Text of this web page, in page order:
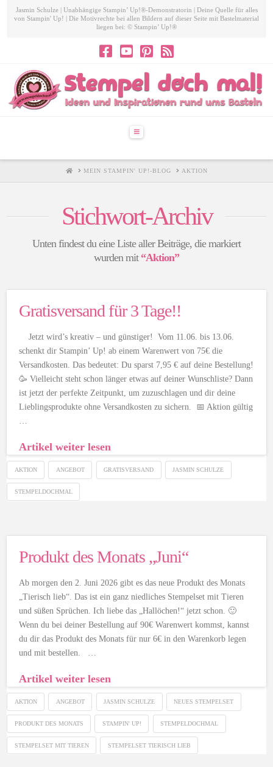
Jasmin Schulze | Unabhängige Stampin’ Up!®-Demonstratorin | Deine Quelle für alles
von Stampin' Up! | Die Motivrechte bei allen Bildern auf dieser Seite mit Bastelmaterial
liegen bei: © Stampin’ Up!®
Navigation
HOMEMEIN STAMPIN' UP!-BLOG AKTION
Stichwort-Archiv
Unten findest du eine Liste aller Beiträge, die markiert
wurden mit “Aktion”
Gratisversand für 3 Tage!!
Jetzt wird’s kreativ – und günstiger! Vom 11.06. bis 13.06.
schenkt dir Stampin’ Up! ab einem Warenwert von 75€ die
Versandkosten. Das bedeutet: Du sparst 7,95 € auf deine Bestellung!
🥳 Vielleicht steht schon länger etwas auf deiner Wunschliste? Dann
ist jetzt der perfekte Zeitpunkt, um zuzuschlagen und dir deine
Lieblingsprodukte ohne Versandkosten zu sichern. 📅 Aktion gültig
…
Artikel weiter lesen
AKTION ANGEBOT GRATISVERSAND JASMIN SCHULZE
STEMPELDOCHMAL
Produkt des Monats „Juni“
Ab morgen den 2. Juni 2026 gibt es das neue Produkt des Monats
„Tierisch lieb“. Das ist ein ganz niedliches Stempelset mit Tieren
und süßen Sprüchen. Ich liebe das „Hallöchen!“ jetzt schon. 🙂
Wenn du bei deiner Bestellung auf 90€ Warenwert kommst, kannst
du dir das Produkt des Monats für nur 6€ in den Warenkorb legen
und mit bestellen. …
Artikel weiter lesen
AKTION ANGEBOT JASMIN SCHULZE NEUES STEMPELSET
PRODUKT DES MONATS STAMPIN' UP! STEMPELDOCHMAL
STEMPELSET MIT TIEREN STEMPELSET TIERISCH LIEB